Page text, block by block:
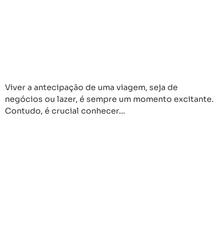
Viver a antecipação de uma viagem, seja de
negócios ou lazer, é sempre um momento excitante.
Contudo, é crucial conhecer…